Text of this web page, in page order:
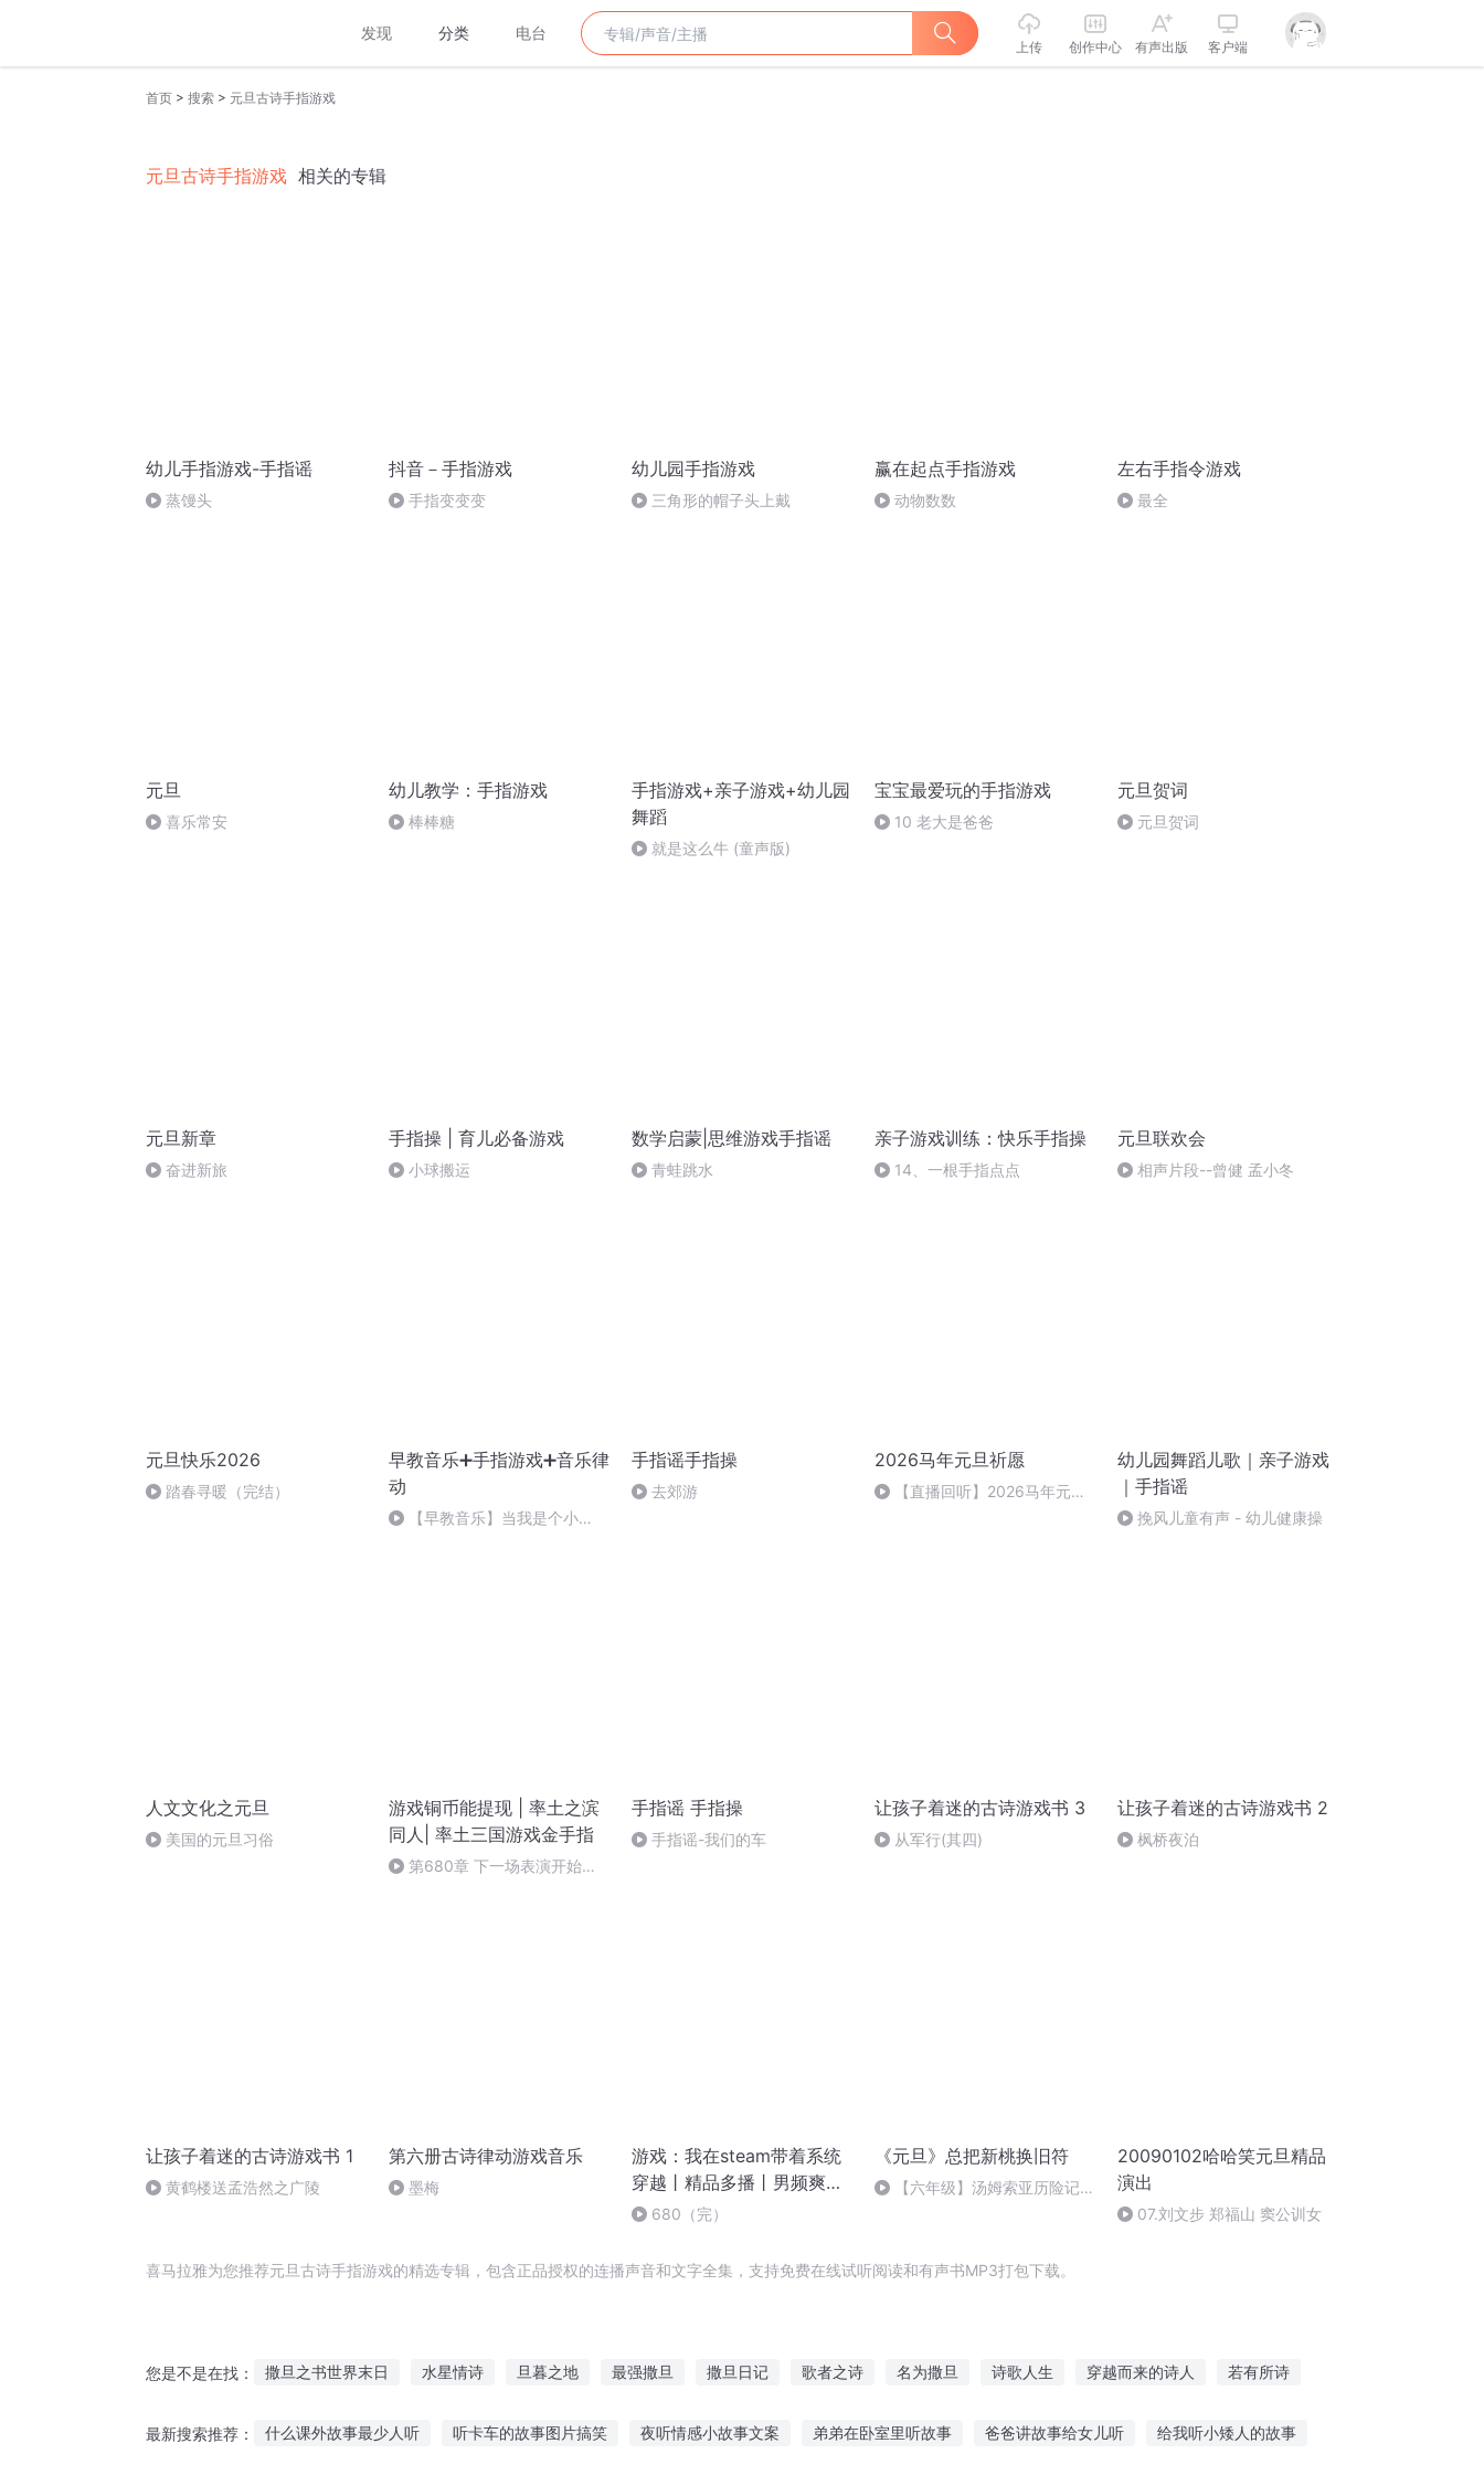
发现 分类 电台
上传 创作中心 有声出版 客户端
首页 > 搜索 > 元旦古诗手指游戏
元旦古诗手指游戏 相关的专辑
幼儿手指游戏-手指谣
蒸馒头
抖音－手指游戏
手指变变变
幼儿园手指游戏
三角形的帽子头上戴
赢在起点手指游戏
动物数数
左右手指令游戏
最全
元旦
喜乐常安
幼儿教学：手指游戏
棒棒糖
手指游戏+亲子游戏+幼儿园
舞蹈
就是这么牛 (童声版)
宝宝最爱玩的手指游戏
10 老大是爸爸
元旦贺词
元旦贺词
元旦新章
奋进新旅
手指操 | 育儿必备游戏
小球搬运
数学启蒙|思维游戏手指谣
青蛙跳水
亲子游戏训练：快乐手指操
14、一根手指点点
元旦联欢会
相声片段--曾健 孟小冬
元旦快乐2026
踏春寻暖（完结）
早教音乐➕手指游戏➕音乐律
动
【早教音乐】当我是个小
手指谣手指操
去郊游
2026马年元旦祈愿
【直播回听】2026马年元旦
幼儿园舞蹈儿歌｜亲子游戏
｜手指谣
挽风儿童有声 - 幼儿健康操
人文文化之元旦
美国的元旦习俗
游戏铜币能提现 | 率土之滨
同人| 率土三国游戏金手指
第680章 下一场表演开始
手指谣 手指操
手指谣-我们的车
让孩子着迷的古诗游戏书 3
从军行(其四)
让孩子着迷的古诗游戏书 2
枫桥夜泊
让孩子着迷的古诗游戏书 1
黄鹤楼送孟浩然之广陵
第六册古诗律动游戏音乐
墨梅
游戏：我在steam带着系统
穿越丨精品多播丨男频爽文
丨热血丨游戏丨金手指
680（完）
《元旦》总把新桃换旧符
【六年级】汤姆索亚历险记
20090102哈哈笑元旦精品
演出
07.刘文步 郑福山 窦公训女
喜马拉雅为您推荐元旦古诗手指游戏的精选专辑，包含正品授权的连播声音和文字全集，支持免费在线试听阅读和有声书MP3打包下载。
您是不是在找： 撒旦之书世界末日 水星情诗 旦暮之地 最强撒旦 撒旦日记 歌者之诗 名为撒旦 诗歌人生 穿越而来的诗人 若有所诗
最新搜索推荐： 什么课外故事最少人听 听卡车的故事图片搞笑 夜听情感小故事文案 弟弟在卧室里听故事 爸爸讲故事给女儿听 给我听小矮人的故事